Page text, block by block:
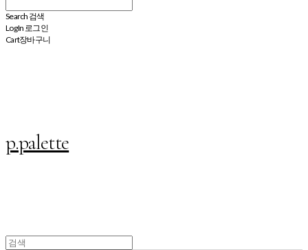
Search 검색
Log In 로그인
Cart장바구니
p.palette